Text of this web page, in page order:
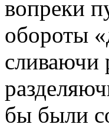
вопреки
обороты
сливаючи
бы были